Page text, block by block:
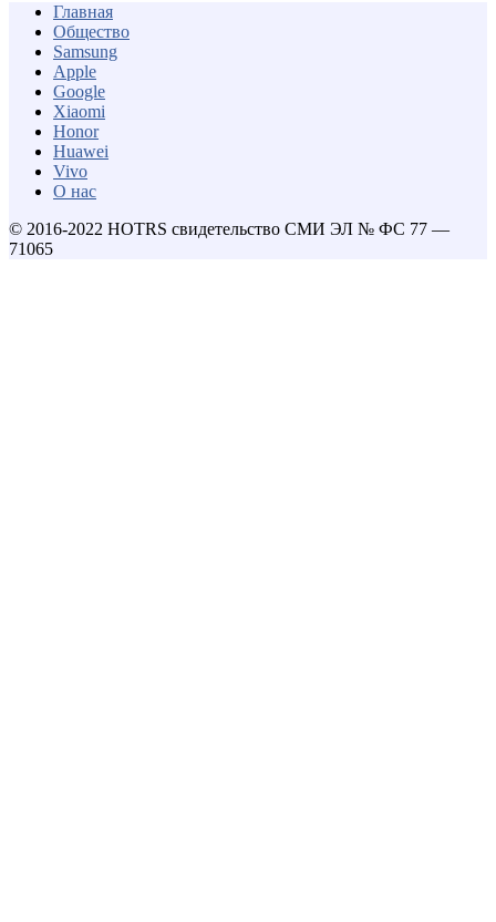
Главная
Общество
Samsung
Apple
Google
Xiaomi
Honor
Huawei
Vivo
О нас
© 2016-2022 HOTRS свидетельство СМИ ЭЛ № ФС 77 —
71065